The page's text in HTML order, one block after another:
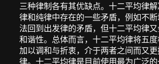
三种律制各有其优缺点。十二平均律
律和纯律中存在的一些矛盾，例如不
法回到出发律的矛盾，但十二平均律
和谐性。总体而言，十二平均律将五
加以调和与折衷，介于两者之间而又
律。十二平均律是目前使用最为广泛的